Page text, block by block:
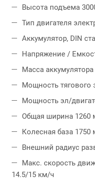
Высота подъема
Тип двигателя
Аккумулятор, DIN
Напряжение /
Масса аккумулятора
Мощность тягового
Мощность эл/
Общая ширина 1260
Колесная база 1750
Внешний радиус
Макс. скорость
14.5/15 км/ч